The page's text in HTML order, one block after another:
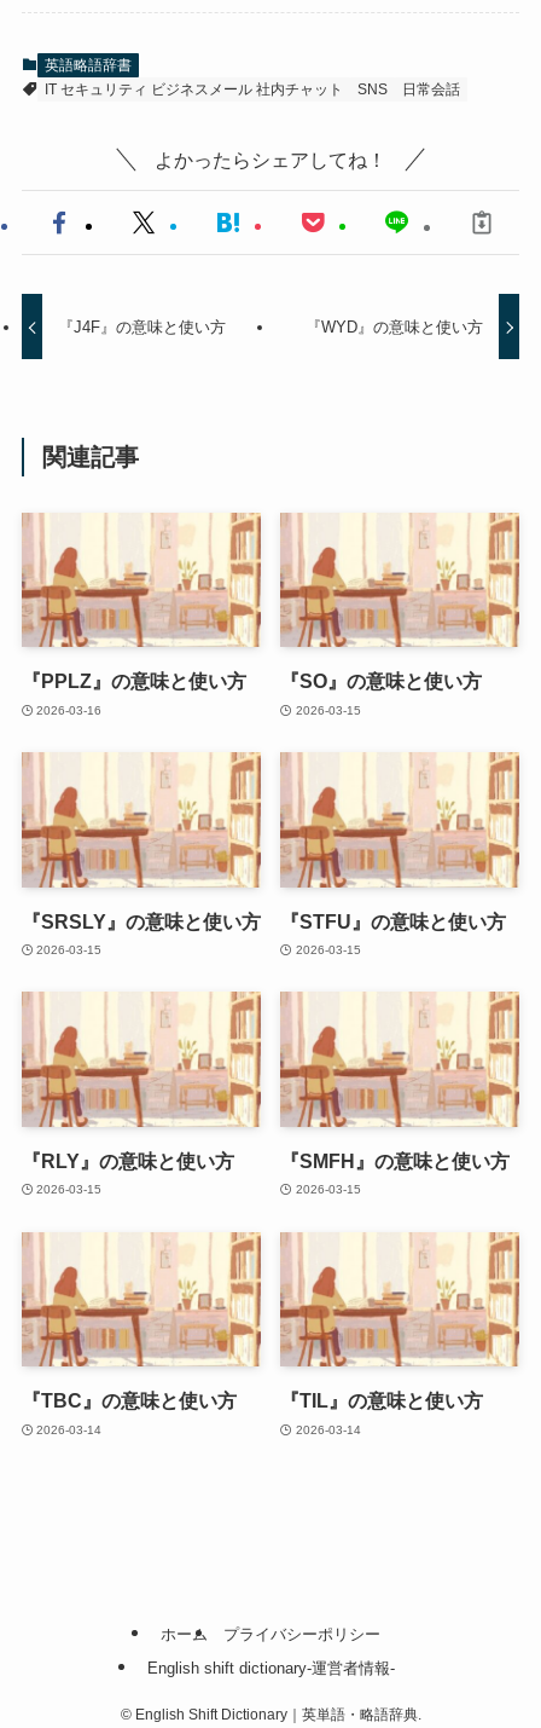
英語略語辞書
IT セキュリティ ビジネスメール 社内チャット
SNS 日常会話
よかったらシェアしてね！
『J4F』の意味と使い方 『WYD』の意味と使い方
関連記事
『PPLZ』の意味と使い方
2026-03-16
『SO』の意味と使い方
2026-03-15
『SRSLY』の意味と使い方
2026-03-15
『STFU』の意味と使い方
2026-03-15
『RLY』の意味と使い方
2026-03-15
『SMFH』の意味と使い方
2026-03-15
『TBC』の意味と使い方
2026-03-14
『TIL』の意味と使い方
2026-03-14
ホーム
プライバシーポリシー
English shift dictionary-運営者情報-
©English Shift Dictionary｜英単語・略語辞典.